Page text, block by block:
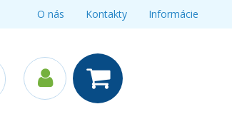
O nás Kontakty Informácie